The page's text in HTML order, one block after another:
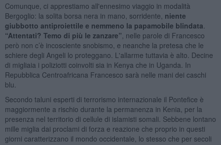
Comunque, ci apprestiamo all'ennesimo viaggio in modalità
Bergoglio: la solita borsa nera in mano, sorridente, niente
giubbotto antiproiettile e nemmeno la papamobile blindata
“Attentati? Temo di più le zanzare” , nelle parole di Francesco
però non c’è incosciente snobismo, e neanche la pretesa che le
schiere degli Angeli lo proteggano. L'allarme tuttavia è alto. Decine
di migliaia i poliziotti coinvolti sia in Kenya che in Uganda. In
Repubblica Centroafricana Francesco sarà nelle mani dei caschi
blu.
Secondo taluni esperti di terrorismo internazionale il Pontefice è
maggiormente a rischio durante la permanenza in Kenia, per la
presenza nel territorio di cellule di islamisti somali. Sebbene lontano
mille miglia dai proclami di forza e reazione che proprio in questi
giorni caratterizzano il mondo occidentale, lo stesso che per secoli